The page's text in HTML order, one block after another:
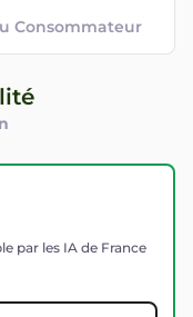
Consommateur
par les IA de France